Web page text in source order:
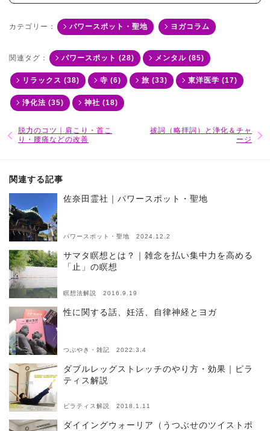
カテゴリー： パワースポット・聖地 ヨガコラム
関連タグ： パワースポット (28) メンタル (85)
リラックス (38) 寺 (6) 旅 (33) 東洋医学 (17)
浄化法 (35) 神社 (18)
脱力のコツ｜肩こり・首こ
り・腰痛などの改善
祓詞（略拝詞）と浄化＆チャ
ージ
関連する記事
佐奈田霊社｜パワースポット・聖地
パワースポット・聖地 2024.12.2
サマタ瞑想とは？｜雑念を払い集中力を高める
「止」の瞑想
瞑想法解説 2016.9.19
性に関する話、妊活、自律神経とヨガ
つぶやき・雑記 2022.3.4
ダブルレッグストレッチのやり方・効果｜ピラ
ティス解説
ピラティス解説 2018.1.11
ダイイングウォーリア（うつぶせのツイストポ